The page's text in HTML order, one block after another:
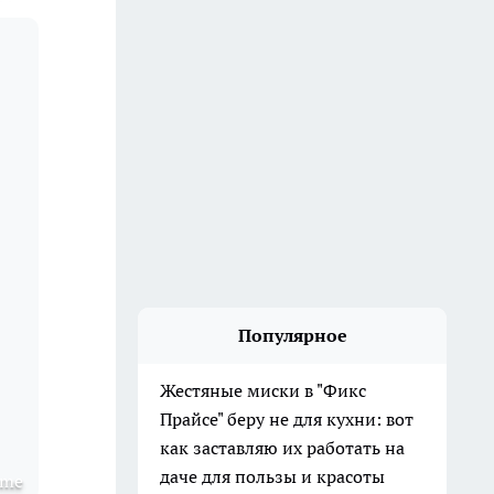
Популярное
Жестяные миски в "Фикс
Прайсе" беру не для кухни: вот
как заставляю их работать на
даче для пользы и красоты